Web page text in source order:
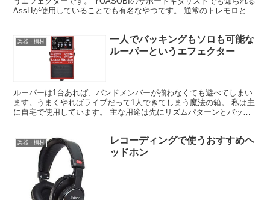
AssHが使用していることでも有名なやつです。 通常のトレモロとリ
楽器・機材
一人でバッキングもソロも可能な
ルーパーというエフェクター
ルーパーは1台あれば、バンドメンバーが揃わなくても遊べてしまい
ます。うまくやればライブだって1人できてしまう魔法の箱。 私は主
に自宅で使用しています。 主な用途は先にリズムパターンとバッキ
楽器・機材
レコーディングで使うおすすめヘ
ッドホン